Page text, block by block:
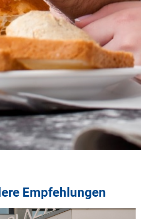
Empfehlungen